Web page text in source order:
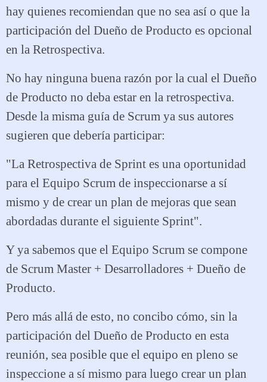
hay quienes recomiendan que no sea así o que la
participación del Dueño de Producto es opcional
en la Retrospectiva.
No hay ninguna buena razón por la cual el Dueño
de Producto no deba estar en la retrospectiva.
Desde la misma guía de Scrum ya sus autores
sugieren que debería participar:
"La Retrospectiva de Sprint es una oportunidad
para el Equipo Scrum de inspeccionarse a sí
mismo y de crear un plan de mejoras que sean
abordadas durante el siguiente Sprint".
Y ya sabemos que el Equipo Scrum se compone
de Scrum Master + Desarrolladores + Dueño de
Producto.
Pero más allá de esto, no concibo cómo, sin la
participación del Dueño de Producto en esta
reunión, sea posible que el equipo en pleno se
inspeccione a sí mismo para luego crear un plan